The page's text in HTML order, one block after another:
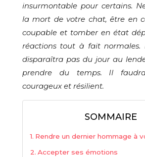
insurmontable pour certains.
la mort de votre chat, être en
coupable et tomber en état
réactions tout à fait normales.
disparaîtra pas du jour au
prendre du temps. Il
courageux et résilient.
SOMMAIRE
Rendre un dernier hommage à
Accepter ses émotions